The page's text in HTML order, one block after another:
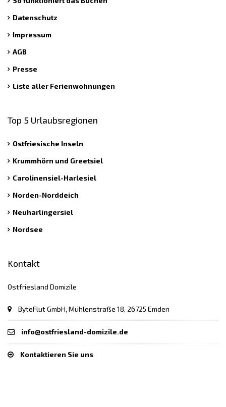
Datenschutz
Impressum
AGB
Presse
Liste aller Ferienwohnungen
Top 5 Urlaubsregionen
Ostfriesische Inseln
Krummhörn und Greetsiel
Carolinensiel-Harlesiel
Norden-Norddeich
Neuharlingersiel
Nordsee
Kontakt
Ostfriesland Domizile
ByteFlut GmbH, Mühlenstraße 18, 26725 Emden
info@ostfriesland-domizile.de
Kontaktieren Sie uns